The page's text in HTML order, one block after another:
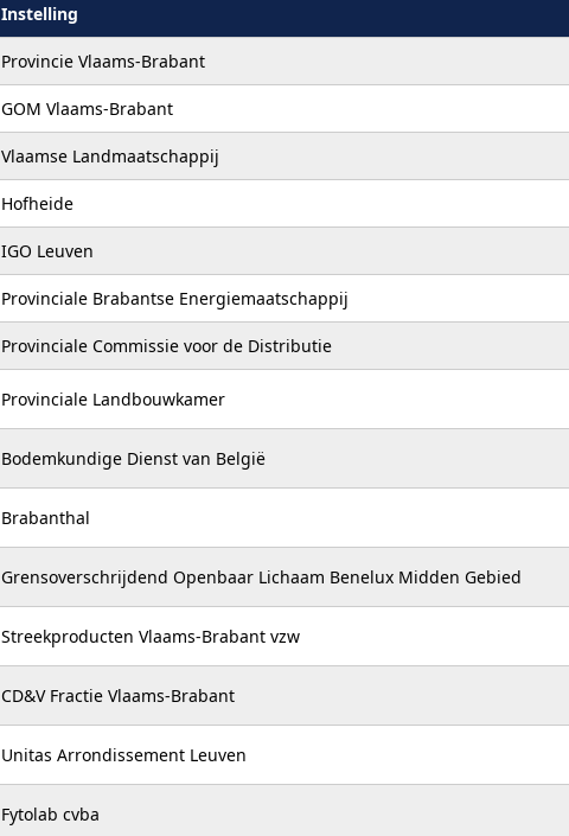
Instelling
Provincie Vlaams-Brabant
GOM Vlaams-Brabant
Vlaamse Landmaatschappij
Hofheide
IGO Leuven
Provinciale Brabantse Energiemaatschappij
Provinciale Commissie voor de Distributie
Provinciale Landbouwkamer
Bodemkundige Dienst van België
Brabanthal
Grensoverschrijdend Openbaar Lichaam Benelux Midden Gebied
Streekproducten Vlaams-Brabant vzw
CD&V Fractie Vlaams-Brabant
Unitas Arrondissement Leuven
Fytolab cvba